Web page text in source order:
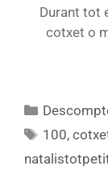
Durant tot
cotxet o
100,